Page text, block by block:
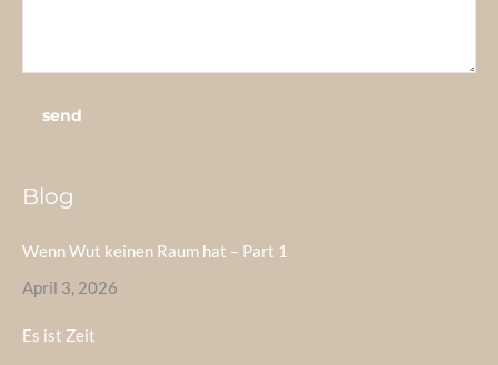
Blog
Wenn Wut keinen Raum hat – Part 1
April 3, 2026
Es ist Zeit